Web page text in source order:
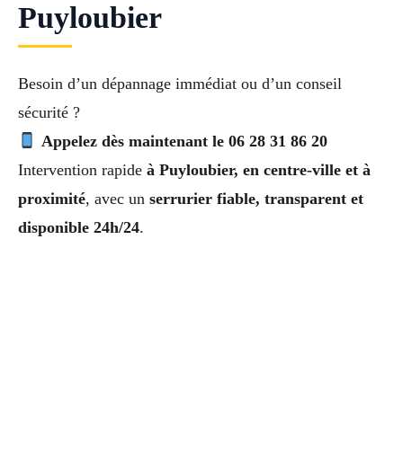
Puyloubier
Besoin d’un dépannage immédiat ou d’un conseil
sécurité ?
Appelez dès maintenant le 06 28 31 86 20
Intervention rapide à Puyloubier, en centre-ville et à
proximité, avec un serrurier fiable, transparent et
disponible 24h/24.